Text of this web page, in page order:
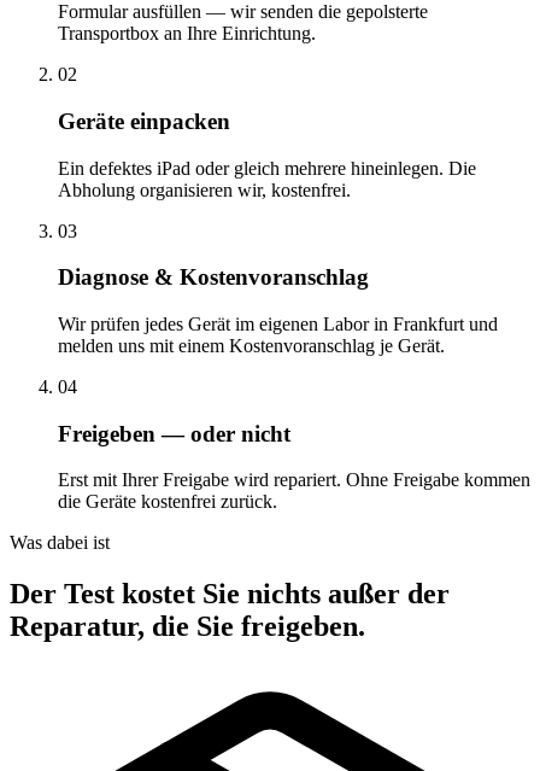
Formular ausfüllen — wir senden die gepolsterte
Transportbox an Ihre Einrichtung.
02
Geräte einpacken
Ein defektes iPad oder gleich mehrere hineinlegen. Die
Abholung organisieren wir, kostenfrei.
03
Diagnose & Kostenvoranschlag
Wir prüfen jedes Gerät im eigenen Labor in Frankfurt und
melden uns mit einem Kostenvoranschlag je Gerät.
04
Freigeben — oder nicht
Erst mit Ihrer Freigabe wird repariert. Ohne Freigabe kommen
die Geräte kostenfrei zurück.
Was dabei ist
Der Test kostet Sie nichts außer der
Reparatur, die Sie freigeben.